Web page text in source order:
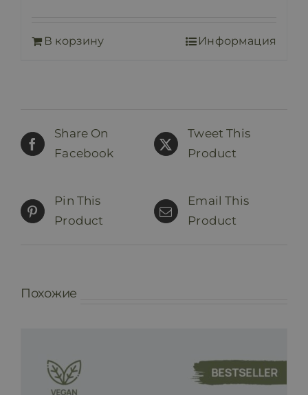
В корзину Информация
Share On
Facebook
Tweet This
Product
Pin This
Product
Email This
Product
Похожие